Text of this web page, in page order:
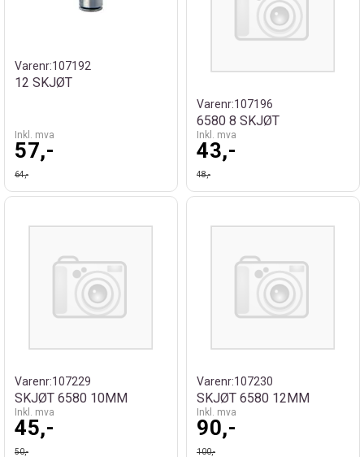
Varenr:107192
12 SKJØT
Inkl. mva
57,-
64,-
Varenr:107196
6580 8 SKJØT
Inkl. mva
43,-
48,-
Varenr:107229
SKJØT 6580 10MM
Inkl. mva
45,-
50,-
Varenr:107230
SKJØT 6580 12MM
Inkl. mva
90,-
100,-